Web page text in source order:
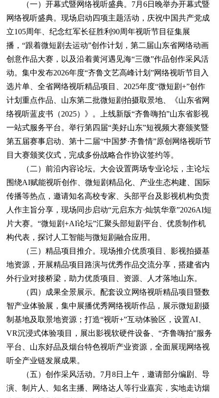
（一）开幕式暨网络视听盛典。7月6日晚举办开幕式暨
网络视听盛典。现场启动四项主题活动，庆祝中国共产党成
立105周年、纪念红军长征胜利90周年视听节目征集展
播，“跟着微短剧去运动”创作计划，第二届山东省网络动画
创意作品大赛，以及沿着黄河遇见海“三微”作品创作采风活
动。集中发布2026年度“齐鲁文艺高峰计划”网络视听节目入
选片单、全省网络视听精品项目、2025年度“微短剧+”创作
计划重点作品、山东第二批微短剧拍摄取景地、《山东省网
络视听蓝皮书（2025）》。上线新版“齐鲁嗨拍”山东省影视
一站式服务平台。举行第四届“美好山东”短视频大赛颁奖暨
第五届赛事启动、第十二届“中国梦·齐鲁情”原创网络视听节
目大赛颁奖仪式，完成多份战略合作协议签约等。
（二）前沿内容论坛。大会设置两场专业论坛，主论坛
围绕AI赋能视听创作、微短剧精品化、产业生态构建、国际
传播等热点，邀请知名高校专家、头部平台及影视机构负责
人作主旨分享，现场同步启动“元启东方·灿筑华章”2026AI短
片大赛。“微短剧+AI论坛”汇聚头部短剧平台、优质制作机
构代表，探讨人工智能与微短剧融合应用。
（三）精品项目推介。现场推介优质项目、影视拍摄基
地资源，开展精品项目路演与优秀作品交流分享，搭建省内
外行业对接桥梁，助力优质项目、资源、人才落地山东。
（四）成果全景展示。配套设立网络视听精品项目暨数
智产业体验展，集中展播优秀网络视听作品，展示微短剧摄
制基地及取景地资源；打造“视听+”互动体验区，设置AI、
VR沉浸式体验项目，展出影视软硬件设备、“齐鲁嗨拍”服务
平台、山东好品及烟台特色视听产业资源，全面展现网络视
听全产业链发展成果。
（五）创作采风活动。7月8日上午，邀请部分编剧、导
演、制片人、知名主播、网络达人等行业嘉宾，实地走访烟